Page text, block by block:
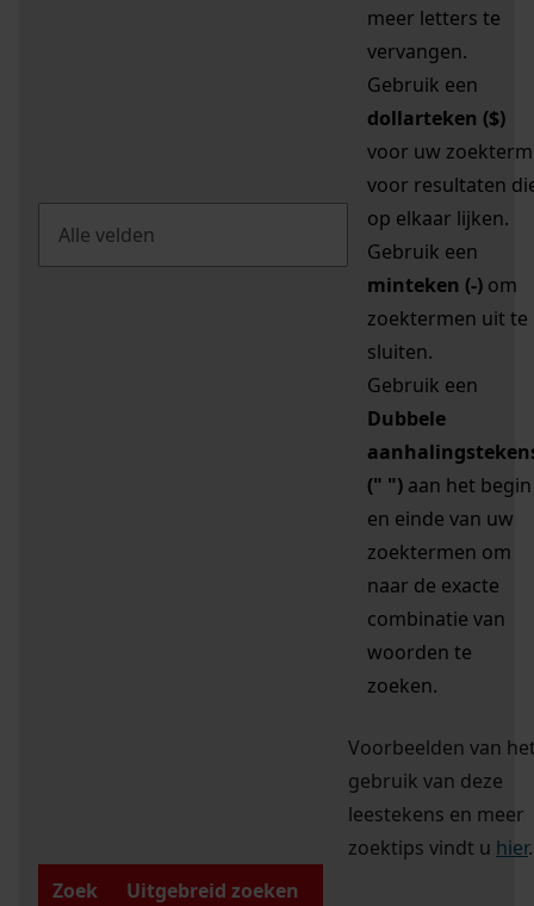
meer letters te
vervangen.
Gebruik een
dollarteken ($)
voor uw zoekterm
voor resultaten
op elkaar lijken.
Gebruik een
minteken (-) om
zoektermen uit te
sluiten.
Gebruik een
Dubbele
(" ") aan het begin
en einde van uw
zoektermen om
naar de exacte
combinatie van
woorden te
zoeken.
Voorbeelden van
gebruik van deze
leestekens en meer
zoektips vindt u hier.
Zoek
Uitgebreid zoeken